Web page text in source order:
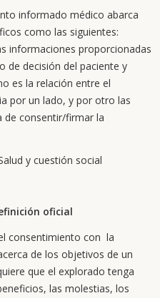
informado médico abarca
como las siguientes:
informaciones proporcionadas
de decisión del paciente y
es la relación entre el
por un lado, y por otro las
de consentir/firmar la
y cuestión social
oficial
consentimiento con la
de los objetivos de un
que el explorado tenga
las molestias, los